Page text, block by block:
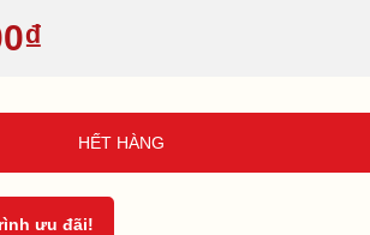
HẾT HÀNG
ưu đãi!